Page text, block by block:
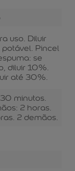
uso. Diluir
Pincel
se
diluir 10%.
até 30%.
minutos.
2 horas.
2 demãos.